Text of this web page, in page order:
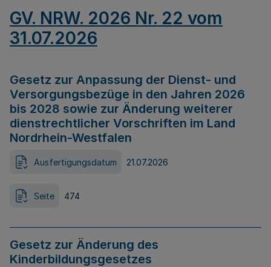
GV. NRW. 2026 Nr. 22 vom
31.07.2026
Gesetz zur Anpassung der Dienst- und
Versorgungsbezüge in den Jahren 2026
bis 2028 sowie zur Änderung weiterer
dienstrechtlicher Vorschriften im Land
Nordrhein-Westfalen
Ausfertigungsdatum 21.07.2026
Seite 474
Gesetz zur Änderung des
Kinderbildungsgesetzes